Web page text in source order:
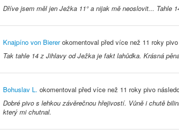
Dříve jsem měl jen Ježka 11° a nijak mě neoslovit... Tahle
Knajpíno von Biererokomentoval před více než 11 roky
Tak tahle 14 z Jihlavy od Ježka je fakt lahůdka. Krásná
Bohuslav L. okomentoval před více než 11 roky pivo
Dobré pivo s lehkou závěrečnou hřejivostí. Vůně i chutě
který mi chutnal.